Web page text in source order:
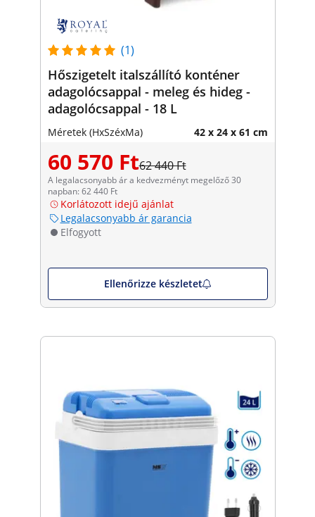
(1)
Hőszigetelt italszállító konténer
adagolócsappal - meleg és hideg -
adagolócsappal - 18 L
Méretek (HxSzéxMa) 42 x 24 x 61 cm
60 570 Ft62 440 Ft
A legalacsonyabb ár a kedvezményt megelőző 30
napban: 62 440 Ft
Korlátozott idejű ajánlat
Legalacsonyabb ár garancia
Elfogyott
Ellenőrizze készletet